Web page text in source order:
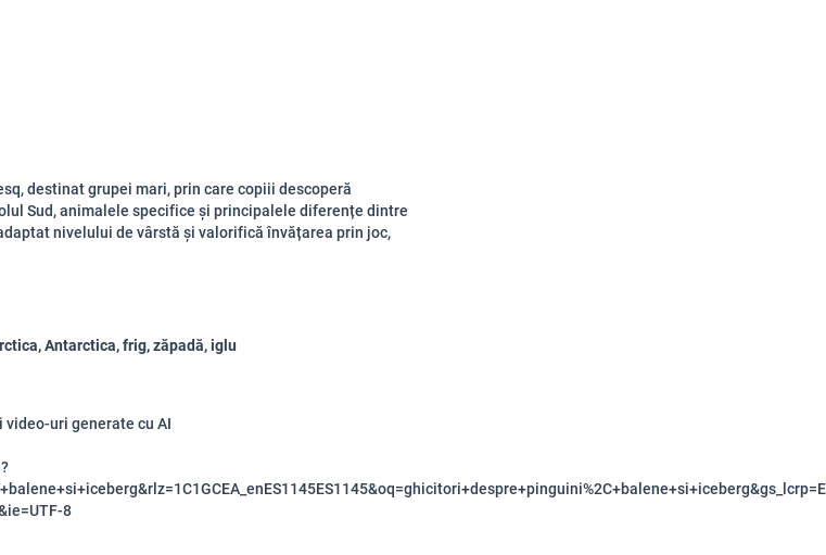
destinat grupei mari, prin care copiii descoperă
Sud, animalele specifice și principalele diferențe dintre
nivelului de vârstă și valorifică învățarea prin joc,
Antarctica, frig, zăpadă, iglu
uri generate cu AI
8